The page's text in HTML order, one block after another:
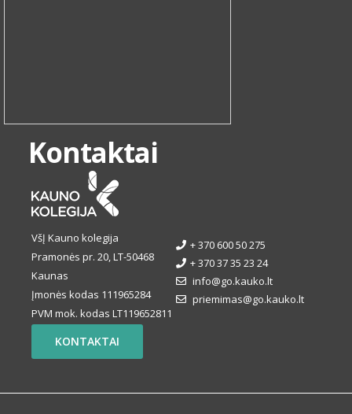
Kontaktai
VšĮ Kauno kolegija
Pramonės pr. 20, LT-50468
Kaunas
Įmonės kodas 111965284
PVM mok. kodas LT119652811
+ 370 600 50 275
+ 370 37 35 23 24
info@go.kauko.lt
priemimas@go.kauko.lt
KONTAKTAI